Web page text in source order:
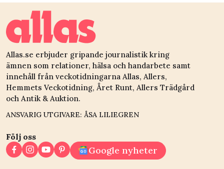
Allas.se erbjuder gripande journalistik kring
ämnen som relationer, hälsa och handarbete samt
innehåll från veckotidningarna Allas, Allers,
Hemmets Veckotidning, Året Runt, Allers Trädgård
och Antik & Auktion.
ANSVARIG UTGIVARE: ÅSA LILIEGREN
Följ oss
Google nyheter